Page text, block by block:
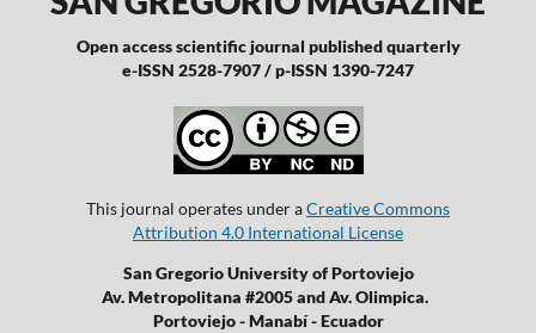
Open access scientific journal published quarterly
e-ISSN 2528-7907 / p-ISSN 1390-7247
This journal operates under aCreative Commons
Attribution 4.0 International License
San Gregorio University of Portoviejo
Av. Metropolitana #2005 and Av. Olimpica.
Portoviejo - Manabí - Ecuador